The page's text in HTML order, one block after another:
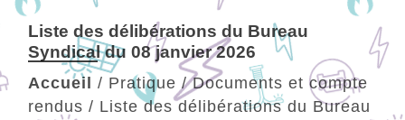
Liste des délibérations du Bureau
Syndical du 08 janvier 2026
Accueil / Pratique /Documents et compte
rendus / Liste des délibérations du Bureau